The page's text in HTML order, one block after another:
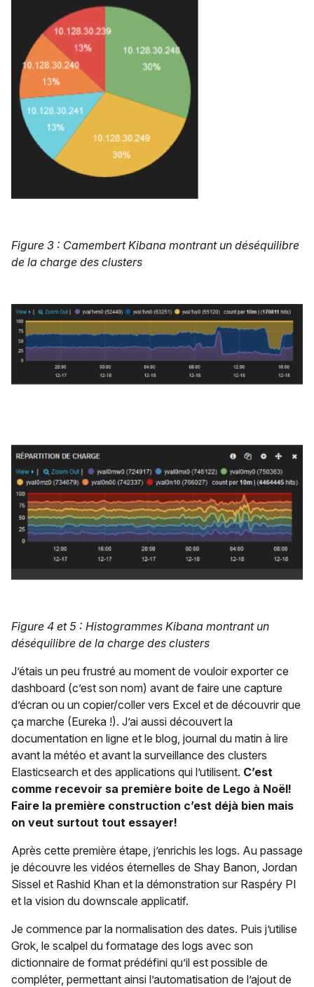
Figure 3 : Camembert Kibana montrant un déséquilibre
de la charge des clusters
Figure 4 et 5 : Histogrammes Kibana montrant un
déséquilibre de la charge des clusters
J’étais un peu frustré au moment de vouloir exporter ce
dashboard (c’est son nom) avant de faire une capture
d’écran ou un copier/coller vers Excel et de découvrir que
ça marche (Eureka !). J’ai aussi découvert la
documentation en ligne et le blog, journal du matin à lire
avant la météo et avant la surveillance des clusters
Elasticsearch et des applications qui l’utilisent. C’est
comme recevoir sa première boite de Lego à Noël!
Faire la première construction c’est déjà bien mais
on veut surtout tout essayer!
Après cette première étape, j’enrichis les logs. Au passage
je découvre les vidéos éternelles de Shay Banon, Jordan
Sissel et Rashid Khan et la démonstration sur Raspéry PI
et la vision du downscale applicatif.
Je commence par la normalisation des dates. Puis j’utilise
Grok, le scalpel du formatage des logs avec son
dictionnaire de format prédéfini qu’il est possible de
compléter, permettant ainsi l’automatisation de l’ajout de